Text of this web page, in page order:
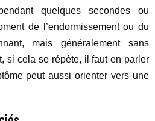
quelques secondes ou
de l’endormissement ou du
mais généralement sans
si cela se répète, il faut en parler
peut aussi orienter vers une